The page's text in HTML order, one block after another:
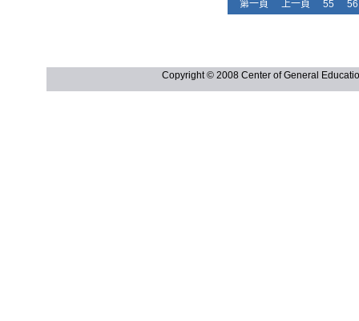
第一頁 上一頁 55 56
Copyright © 2008 Center of General